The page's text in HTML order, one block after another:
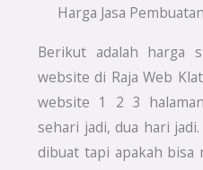
Harga Jasa
Berikut adalah harga
website di Raja Web
website 1 2 3
sehari jadi, dua hari
dibuat tapi apakah bisa